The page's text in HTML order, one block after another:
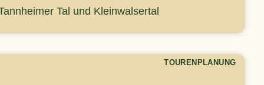
Tal und Kleinwalsertal
TOURENPLANUNG